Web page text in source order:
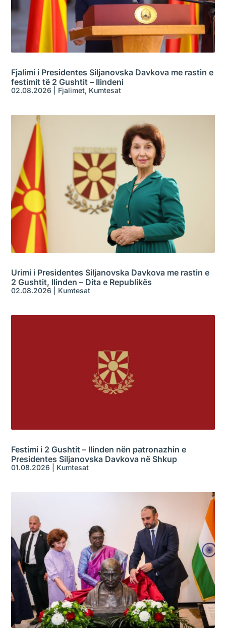
Fjalimi i Presidentes Siljanovska Davkova me rastin e
festimit të 2 Gushtit – Ilindeni
02.08.2026 Fjalimet, Kumtesat
Urimi i Presidentes Siljanovska Davkova me rastin e
2 Gushtit, Ilinden – Dita e Republikës
02.08.2026 Kumtesat
Festimi i 2 Gushtit – Ilinden nën patronazhin e
Presidentes Siljanovska Davkova në Shkup
01.08.2026 Kumtesat